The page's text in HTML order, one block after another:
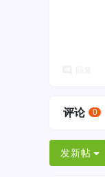
评论 0
发新帖